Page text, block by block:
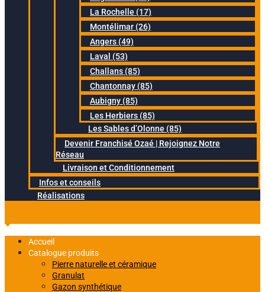
La Rochelle (17)
Montélimar (26)
Angers (49)
Laval (53)
Challans (85)
Chantonnay (85)
Aubigny (85)
Les Herbiers (85)
Les Sables d’Olonne (85)
Devenir Franchisé Ozaé | Rejoignez Notre
Réseau
Livraison et Conditionnement
Infos et conseils
Réalisations
Accueil
Catalogue produits
Pierre naturelle et céramique
Granulat
Gazon synthétique